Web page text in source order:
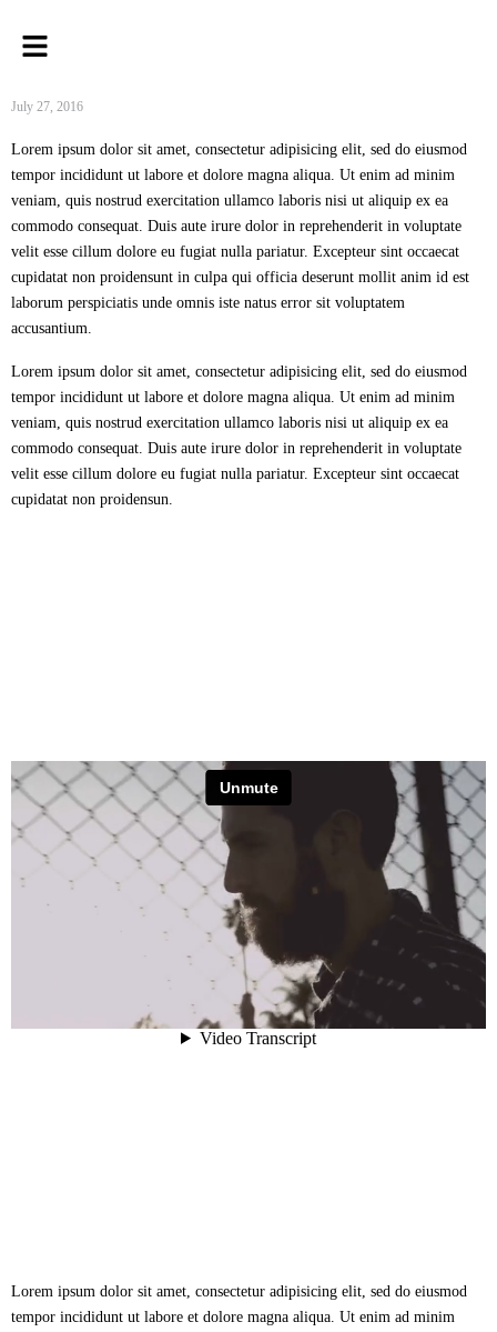
July 27, 2016
Lorem ipsum dolor sit amet, consectetur adipisicing elit, sed do eiusmod
tempor incididunt ut labore et dolore magna aliqua. Ut enim ad minim
veniam, quis nostrud exercitation ullamco laboris nisi ut aliquip ex ea
commodo consequat. Duis aute irure dolor in reprehenderit in voluptate
velit esse cillum dolore eu fugiat nulla pariatur. Excepteur sint occaecat
cupidatat non proidensunt in culpa qui officia deserunt mollit anim id est
laborum perspiciatis unde omnis iste natus error sit voluptatem
accusantium.
Lorem ipsum dolor sit amet, consectetur adipisicing elit, sed do eiusmod
tempor incididunt ut labore et dolore magna aliqua. Ut enim ad minim
veniam, quis nostrud exercitation ullamco laboris nisi ut aliquip ex ea
commodo consequat. Duis aute irure dolor in reprehenderit in voluptate
velit esse cillum dolore eu fugiat nulla pariatur. Excepteur sint occaecat
cupidatat non proidensun.
Lorem ipsum dolor sit amet, consectetur adipisicing elit, sed do eiusmod
tempor incididunt ut labore et dolore magna aliqua. Ut enim ad minim